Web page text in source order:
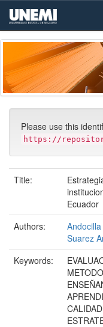
Skip
navigation
Please use this
https://
Title:
Ecuador
Authors:
Suarez
Keywords:
CALIDAD